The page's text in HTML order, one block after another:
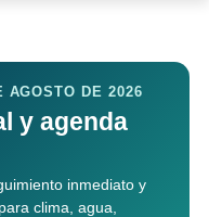
AGOSTO DE 2026
y agenda
inmediato y
clima, agua,